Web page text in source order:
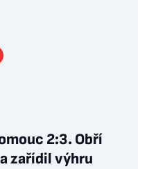
2:3. Obří
zařídil výhru